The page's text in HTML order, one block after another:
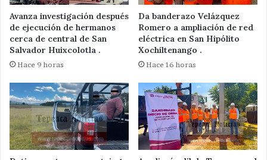
Avanza investigación después
de ejecución de hermanos
cerca de central de San
Salvador Huixcolotla .
Hace 9 horas
Da banderazo Velázquez
Romero a ampliación de red
eléctrica en San Hipólito
Xochiltenango .
Hace 16 horas